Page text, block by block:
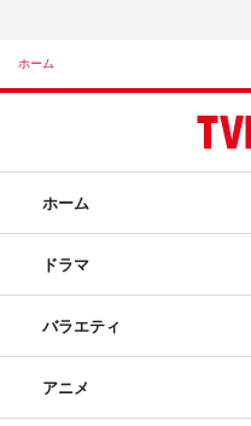
ホーム
ホーム
ドラマ
バラエティ
アニメ